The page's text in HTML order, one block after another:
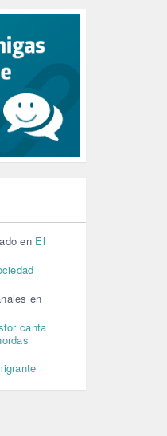
(232)
(392)
en El
en
canta